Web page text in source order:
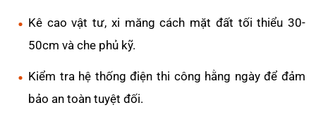
Kê cao vật tư, xi măng cách mặt đất tối thiểu 30-
50cm và che phủ kỹ.
Kiểm tra hệ thống điện thi công hằng ngày để đảm
bảo an toàn tuyệt đối.